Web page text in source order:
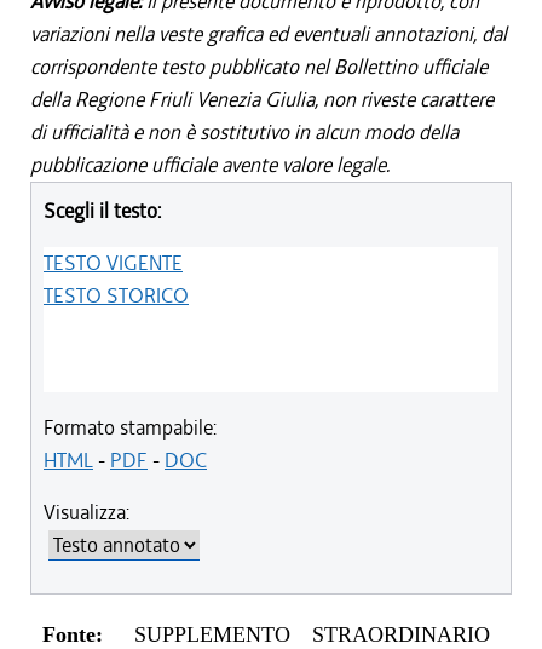
variazioni nella veste grafica ed eventuali annotazioni, dal
corrispondente testo pubblicato nel Bollettino ufficiale
della Regione Friuli Venezia Giulia, non riveste carattere
di ufficialità e non è sostitutivo in alcun modo della
pubblicazione ufficiale avente valore legale.
Scegli il testo:
TESTO VIGENTE
TESTO STORICO
Formato stampabile:
HTML- PDF - DOC
Visualizza:
Fonte:
SUPPLEMENTO STRAORDINARIO